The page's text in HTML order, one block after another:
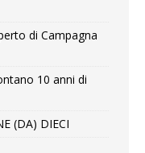
di Campagna
10 anni di
(DA) DIECI